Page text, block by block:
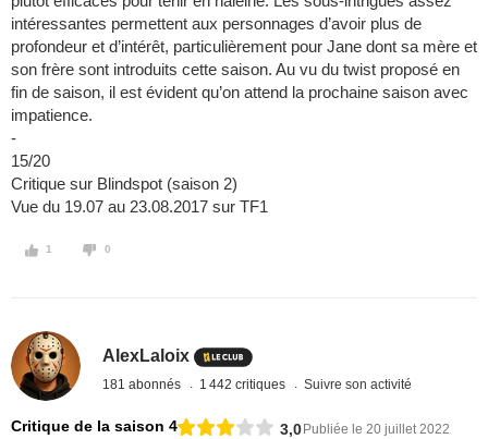
intéressantes permettent aux personnages d’avoir plus de
profondeur et d’intérêt, particulièrement pour Jane dont sa mère et
son frère sont introduits cette saison. Au vu du twist proposé en
fin de saison, il est évident qu’on attend la prochaine saison avec
impatience.
-
15/20
Critique sur Blindspot (saison 2)
Vue du 19.07 au 23.08.2017 sur TF1
1 0
AlexLaloix
181 abonnés 1 442 critiques Suivre son activité
Critique de la saison 4 3,0Publiée le 20 juillet 2022